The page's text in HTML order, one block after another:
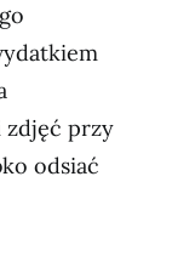
zdjęć przy
odsiać